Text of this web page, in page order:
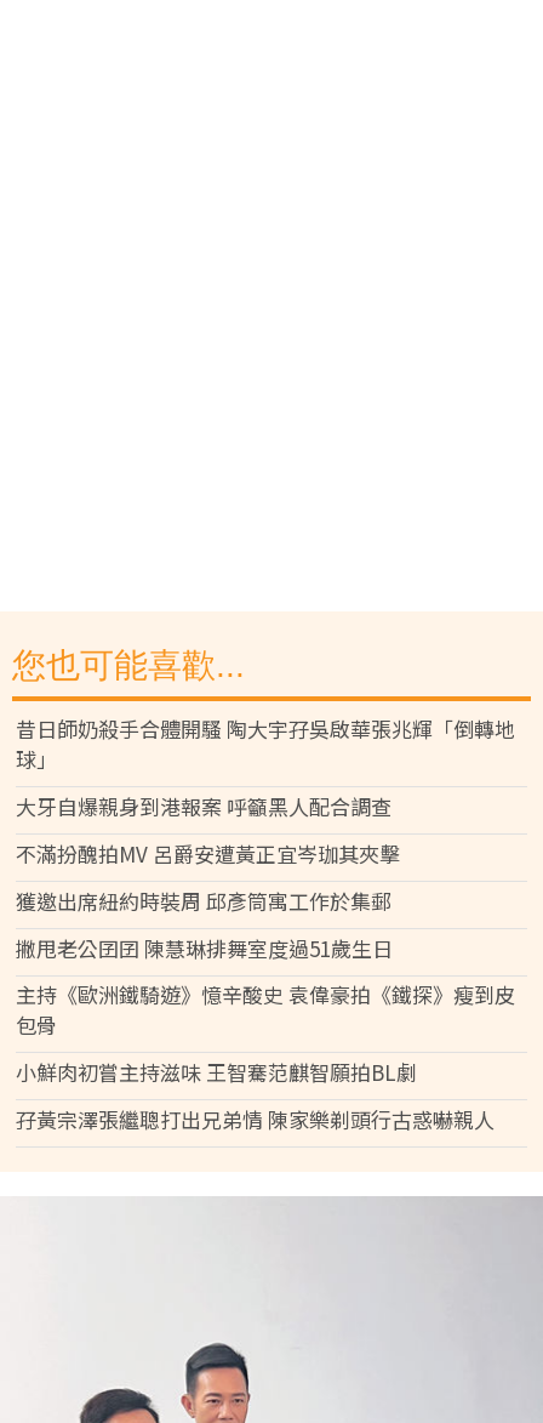
您也可能喜歡...
昔日師奶殺手合體開騷 陶大宇孖吳啟華張兆輝「倒轉地
球」
大牙自爆親身到港報案 呼籲黑人配合調查
不滿扮醜拍MV 呂爵安遭黃正宜岑珈其夾擊
獲邀出席紐約時裝周 邱彥筒寓工作於集郵
撇甩老公囝囝 陳慧琳排舞室度過51歲生日
主持《歐洲鐵騎遊》憶辛酸史 袁偉豪拍《鐵探》瘦到皮
包骨
小鮮肉初嘗主持滋味 王智騫范麒智願拍BL劇
孖黃宗澤張繼聰打出兄弟情 陳家樂剃頭行古惑嚇親人